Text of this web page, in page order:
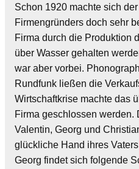
Schon 1920 machte sich
Firmengründers doch sehr
Firma durch die Produktion
über Wasser gehalten
war aber vorbei.
Rundfunk ließen die
Wirtschaftkrise machte das
Firma geschlossen werden.
Valentin, Georg und
glückliche Hand ihres
Georg findet sich folgende